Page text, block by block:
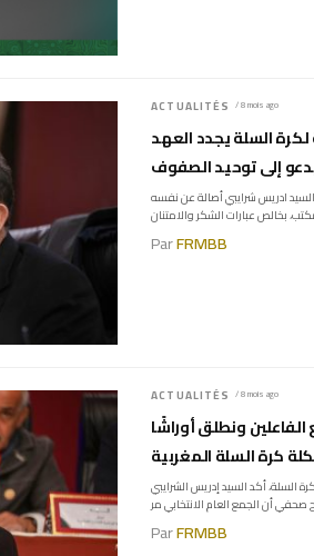
ACTUALITÉS / 8 mois ago
السلة يجدد العهد
إلى توحيد الصفوف
ادريس شرايبي أصالة عن نفسه
ParFRMBB
ACTUALITÉS / 8 mois ago
ونطلق أوراشًا
كرة السلة المغربية
السلة، أكد السيد إدريس الشرايبي
ParFRMBB